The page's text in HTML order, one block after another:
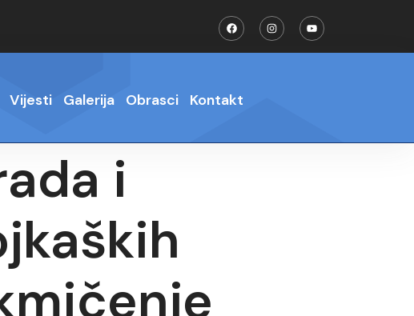
Vijesti Galerija Obrasci Kontakt
i